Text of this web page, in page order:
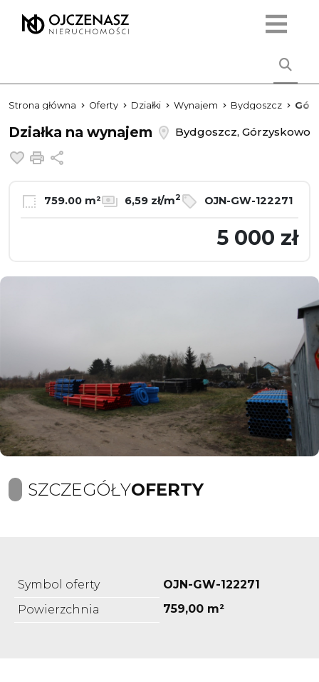
Strona główna Oferty Działki Wynajem Bydgoszcz
Działka na wynajem
Bydgoszcz, Górzyskowo
Dodaj do ulubionych
Drukuj
759.00 m² 6,59 zł/m2 OJN-GW-122271
5 000 zł
SZCZEGÓŁYOFERTY
Symbol oferty
OJN-GW-122271
Powierzchnia
759,00 m²